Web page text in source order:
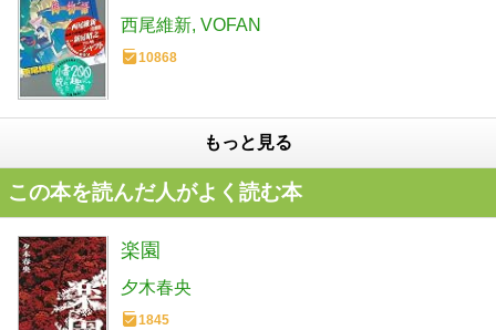
西尾維新 VOFAN
10868
もっと見る
この本を読んだ人がよく読む本
楽園
夕木春央
1845